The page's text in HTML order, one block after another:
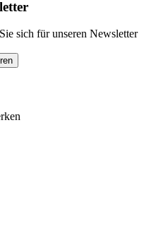
sich für unseren Newsletter